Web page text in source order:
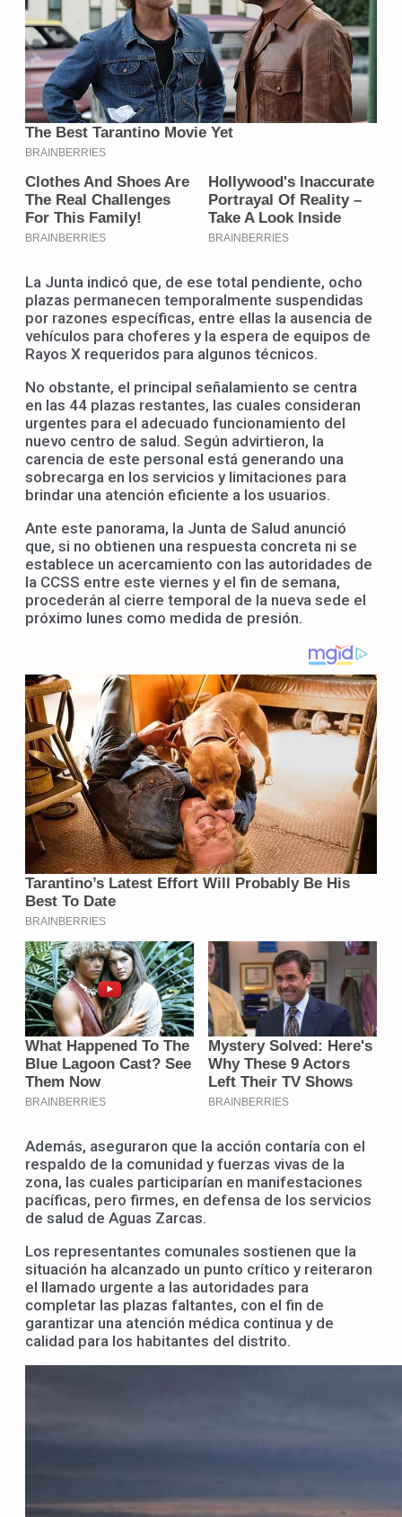
La Junta indicó que, de ese total pendiente, ocho
plazas permanecen temporalmente suspendidas
por razones específicas, entre ellas la ausencia de
vehículos para choferes y la espera de equipos de
Rayos X requeridos para algunos técnicos.
No obstante, el principal señalamiento se centra
en las 44 plazas restantes, las cuales consideran
urgentes para el adecuado funcionamiento del
nuevo centro de salud. Según advirtieron, la
carencia de este personal está generando una
sobrecarga en los servicios y limitaciones para
brindar una atención eficiente a los usuarios.
Ante este panorama, la Junta de Salud anunció
que, si no obtienen una respuesta concreta ni se
establece un acercamiento con las autoridades de
la CCSS entre este viernes y el fin de semana,
procederán al cierre temporal de la nueva sede el
próximo lunes como medida de presión.
Además, aseguraron que la acción contaría con el
respaldo de la comunidad y fuerzas vivas de la
zona, las cuales participarían en manifestaciones
pacíficas, pero firmes, en defensa de los servicios
de salud de Aguas Zarcas.
Los representantes comunales sostienen que la
situación ha alcanzado un punto crítico y reiteraron
el llamado urgente a las autoridades para
completar las plazas faltantes, con el fin de
garantizar una atención médica continua y de
calidad para los habitantes del distrito.